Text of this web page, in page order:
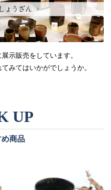
示販売をしています。
みてはいかがでしょうか。
商品